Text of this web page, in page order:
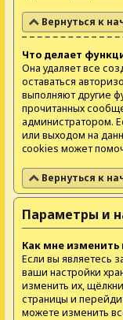
Вернуться к
Что делает
Она удаляет все
оставаться
выполняют другие
прочитанных
администратором.
или выходом на
cookies может
Вернуться к
Параметры и
Как мне изменить
Если вы являетесь
ваши настройки
изменить их,
страницы и
можете изменить